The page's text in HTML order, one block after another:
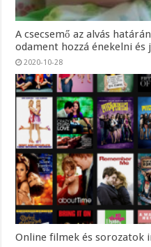
A csecsemő az alvás
odament hozzá énekelni és
2020-10-28
Online filmek és sorozatok